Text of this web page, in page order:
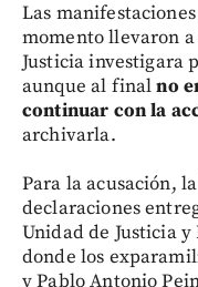
Las
momento llevaron
Justicia investigara
aunque al finalno
continuar con la
archivarla.
Para la acusación,
declaraciones
Unidad de Justicia
donde los
y Pablo Antonio